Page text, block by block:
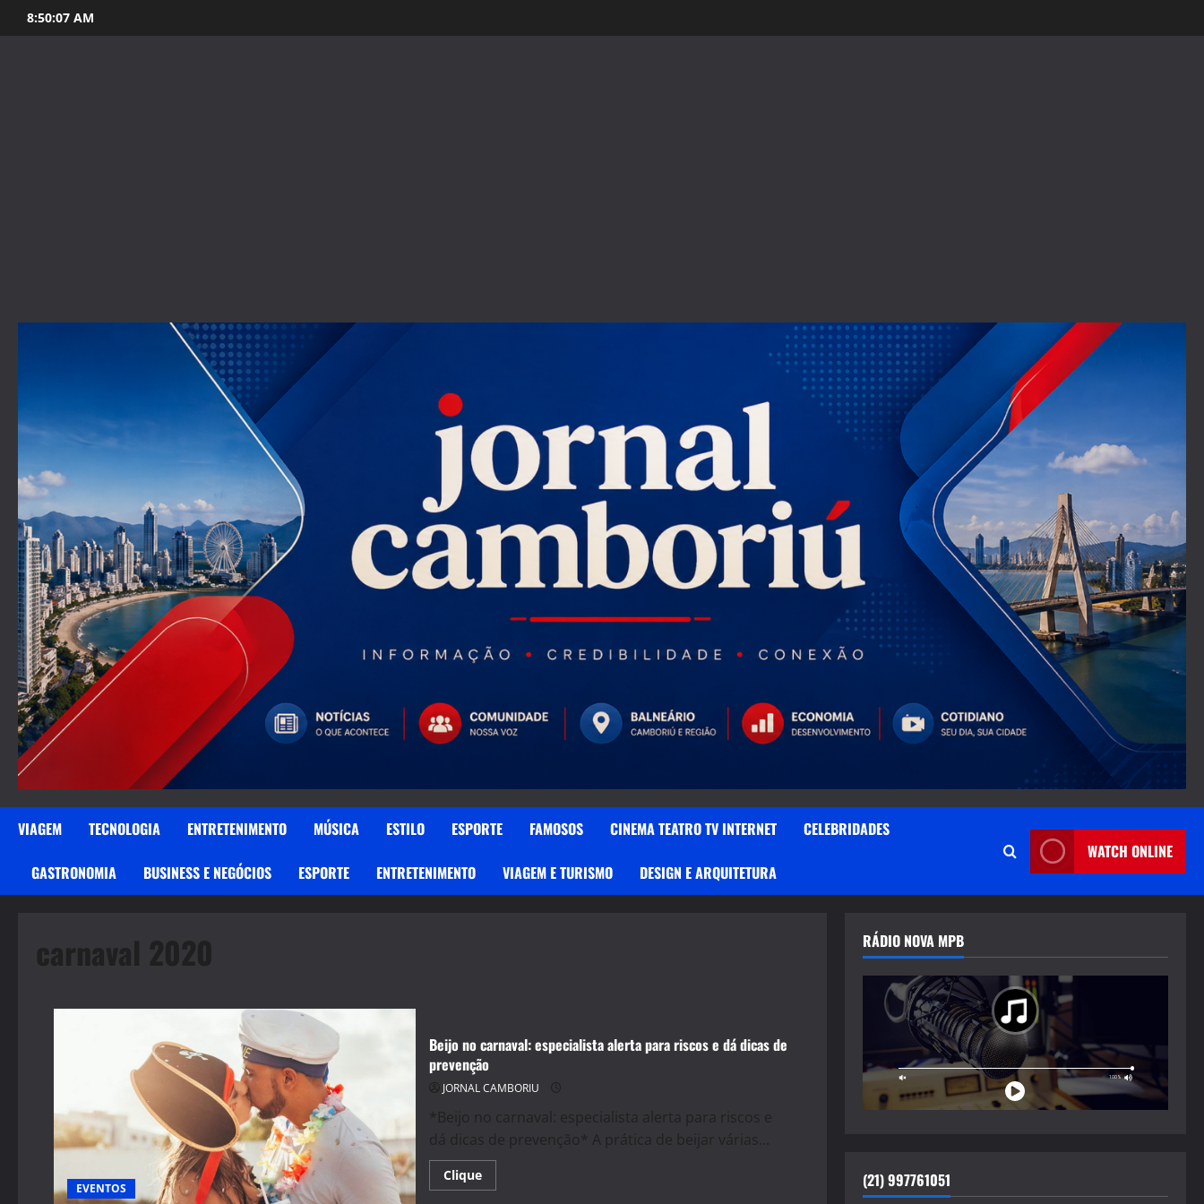
to
8:50:08 AM
VIAGEM TECNOLOGIA ENTRETENIMENTO MÚSICA ESTILO ESPORTE FAMOSOS CINEMA TEATRO TV INTERNET CELEBRIDADES
GASTRONOMIA BUSINESS E NEGÓCIOS ESPORTE ENTRETENIMENTO VIAGEM E TURISMO DESIGN E ARQUITETURA
WATCH ONLINE
carnaval 2020
EVENTOS
Beijo no carnaval: especialista alerta para riscos e dá dicas de
prevenção
JORNAL CAMBORIU
*Beijo no carnaval: especialista alerta para riscos e
dá dicas de prevenção* A prática de beijar várias...
CliqueRead
more
RÁDIO NOVA MPB
(21) 997761051